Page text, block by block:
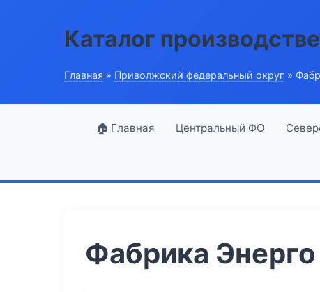
Каталог
Главная » Приволжский федеральный округ »
🏠 Главная Центральный ФО
Фабрика